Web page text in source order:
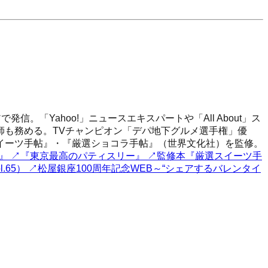
発信。「Yahoo!」ニュースエキスパートや「All About」ス
務める。TVチャンピオン「デパ地下グルメ選手権」優
ツ手帖』・『厳選ショコラ手帖』（世界文化社）を監修。
↗ 『東京最高のパティスリー』 ↗ 監修本『厳選スイーツ手
）
↗松屋銀座100周年記念WEB～“シェアするバレンタイ